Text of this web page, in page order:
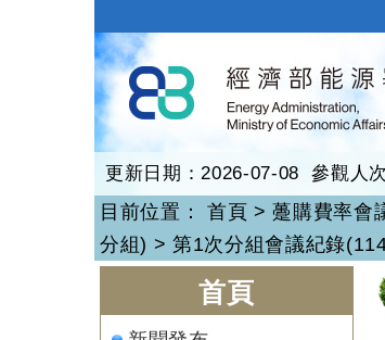
到
主
要
內
容
再生能源
更新日期：2026-07-08 參觀人
目前位置： 首頁 > 躉購費率會
分組) > 第1次分組會議紀錄
首頁